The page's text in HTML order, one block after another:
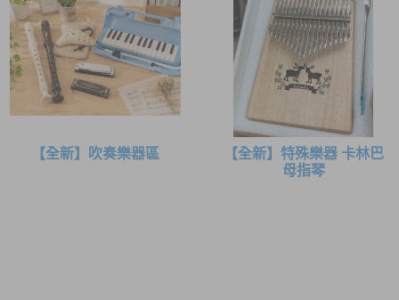
【全新】吹奏樂器區
【全新】特殊樂器 卡林巴
母指琴